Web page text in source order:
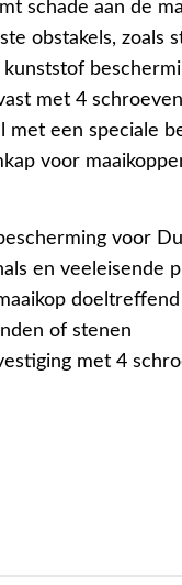
schade aan de
obstakels, zoals
met 4
met een speciale
voor
voor
en veeleisende
of stenen
met 4